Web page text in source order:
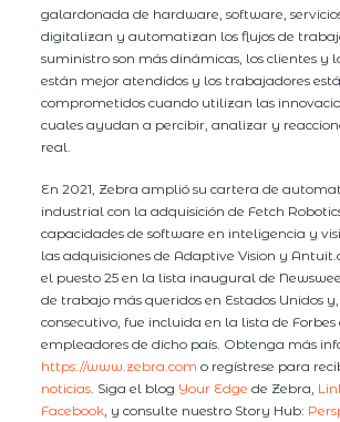
galardonada de hardware, software,
digitalizan y automatizan los flujos de
suministro son más dinámicas, los clientes y
están mejor atendidos y los trabajadores
comprometidos cuando utilizan las
cuales ayudan a percibir, analizar y
real.
En 2021, Zebra amplió su cartera de
industrial con la adquisición de Fetch
capacidades de software en inteligencia y
las adquisiciones de Adaptive Vision y
el puesto 25 en la lista inaugural de
de trabajo más queridos en Estados Unidos
consecutivo, fue incluida en la lista de Forbes
empleadores de dicho país. Obtenga más
https://www.zebra.com o regístrese para
noticias . Siga el blog Your Edge de Zebra,
Facebook , y consulte nuestro Story Hub: